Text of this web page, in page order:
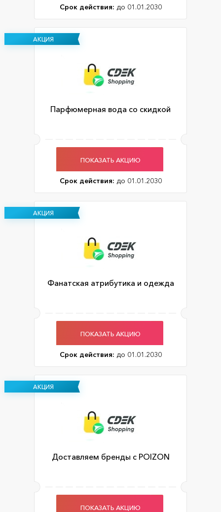
Срок действия: до 01.01.2030
АКЦИЯ
Парфюмерная вода со скидкой
ПОКАЗАТЬ АКЦИЮ
Срок действия: до 01.01.2030
АКЦИЯ
Фанатская атрибутика и одежда
ПОКАЗАТЬ АКЦИЮ
Срок действия: до 01.01.2030
АКЦИЯ
Доставляем бренды с POIZON
ПОКАЗАТЬ АКЦИЮ